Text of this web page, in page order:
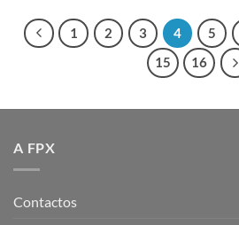
1 2 3 4 5
15
16
A FPX
Contactos